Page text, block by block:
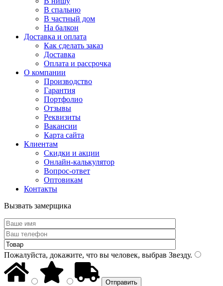
В спальню
В частный дом
На балкон
Доставка и оплата
Как сделать заказ
Доставка
Оплата и рассрочка
О компании
Производство
Гарантия
Портфолио
Отзывы
Реквизиты
Вакансии
Карта сайта
Клиентам
Скидки и акции
Онлайн-калькулятор
Вопрос-ответ
Оптовикам
Контакты
Вызвать замерщика
Пожалуйста, докажите, что вы человек, выбрав Звезду.